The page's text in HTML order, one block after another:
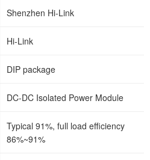
Shenzhen Hi-Link
Hi-Link
DIP package
DC-DC Isolated Power Module
Typical 91%, full load efficiency
86%~91%